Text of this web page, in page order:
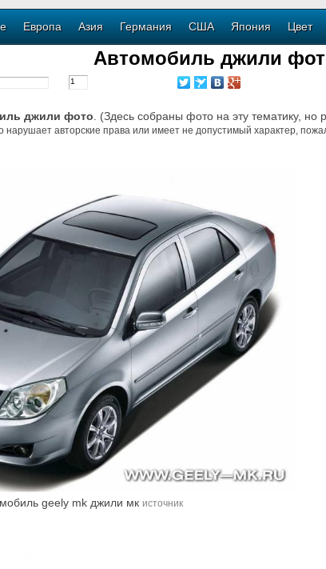
Европа Азия Германия США Япония Цвет
Автомобиль джили
джили фото . (Здесь собраны фото на эту тематику, но
нарушает авторские права или имеет не допустимый характер,
geely mk джили мк источник